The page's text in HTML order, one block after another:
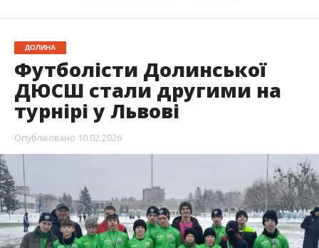
ДОЛИНА
Футболісти Долинської
ДЮСШ стали другими на
турнірі у Львові
Опубліковано 10.02.2026